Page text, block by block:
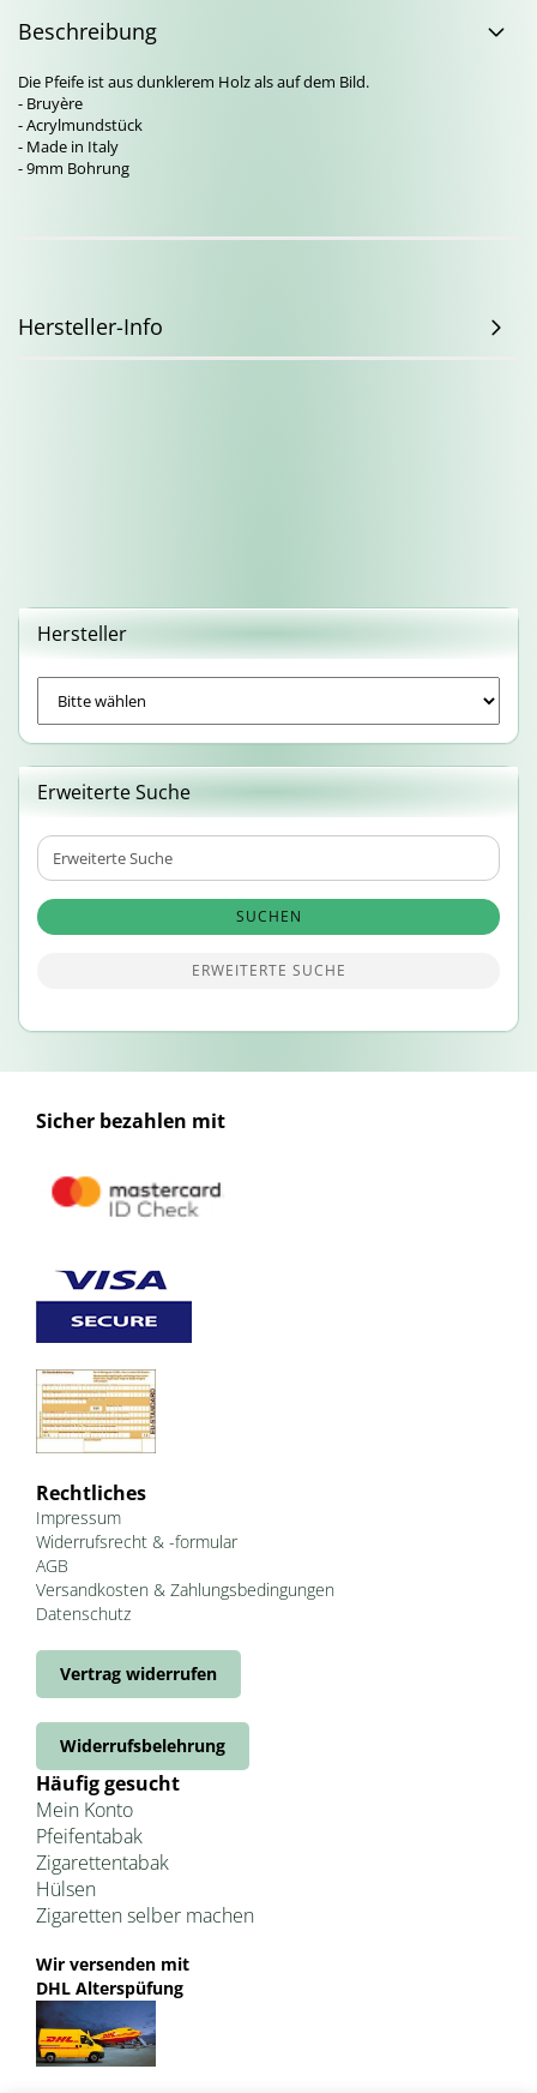
Beschreibung
Die Pfeife ist aus dunklerem Holz als auf dem Bild.
- Bruyère
- Acrylmundstück
- Made in Italy
- 9mm Bohrung
Hersteller-Info
Hersteller
Erweiterte Suche
Erweiterte
Suche
SUCHEN
ERWEITERTE SUCHE
Sicher bezahlen mit
Rechtliches
Impressum
Widerrufsrecht & -formular
AGB
Versandkosten & Zahlungsbedingungen
Datenschutz
Vertrag widerrufen
Widerrufsbelehrung
Häufig gesucht
Mein Konto
Pfeifentabak
Zigarettentabak
Hülsen
Zigaretten selber machen
Wir versenden mit
DHL Alterspüfung